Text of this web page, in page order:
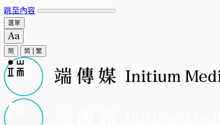
跳至內容
選單
简 简 繁